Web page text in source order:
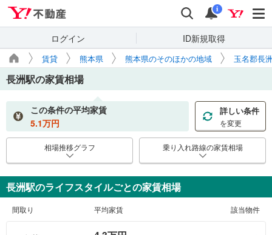
検索 通知
i
ログイン ID新規取得
賃貸 熊本県 熊本県のそのほかの地域 玉名郡長
長洲駅の家賃相場
この条件の平均家賃
5.1万円
詳しい条件
を変更
相場推移グラフ 乗り入れ路線の家賃相場
長洲駅のライフスタイルごとの家賃相場
間取り 平均家賃 該当物件